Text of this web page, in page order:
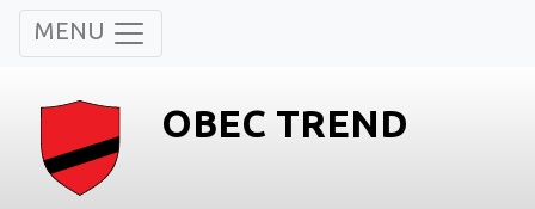
MENU
OBEC TREND